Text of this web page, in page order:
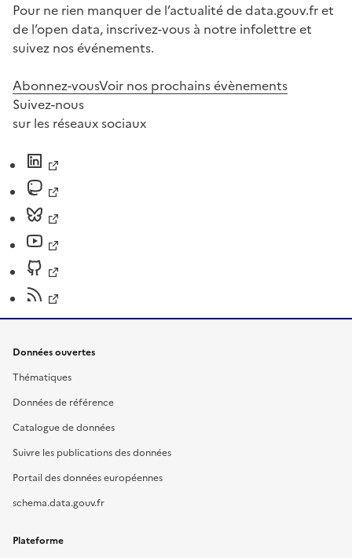
Pour ne rien manquer de l’actualité de data.gouv.fr et
de l’open data, inscrivez-vous à notre infolettre et
suivez nos événements.
Abonnez-vousVoir nos prochains évènements
Suivez-nous
sur les réseaux sociaux
Données ouvertes
Thématiques
Données de référence
Catalogue de données
Suivre les publications des données
Portail des données européennes
schema.data.gouv.fr
Plateforme